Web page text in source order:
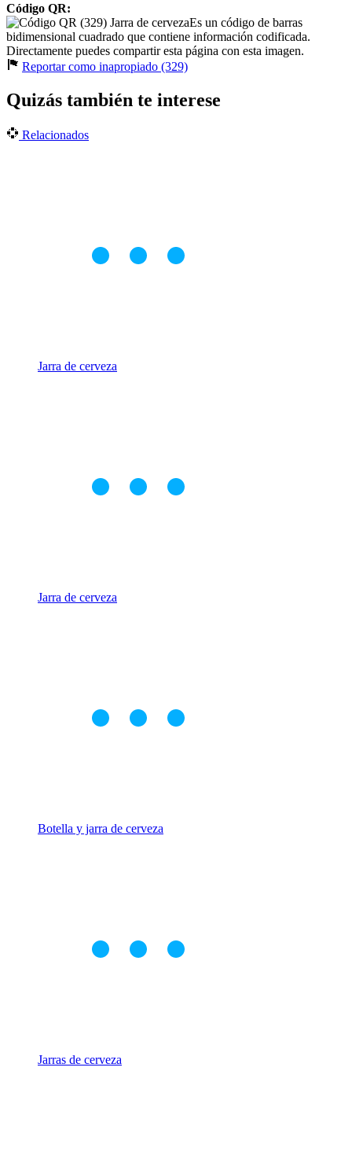
Código QR:
Es un código de barras
bidimensional cuadrado que contiene información codificada.
Directamente puedes compartir esta página con esta imagen.
Reportar como inapropiado (329)
Quizás también te interese
Relacionados
Jarra de cerveza
Jarra de cerveza
Botella y jarra de cerveza
Jarras de cerveza